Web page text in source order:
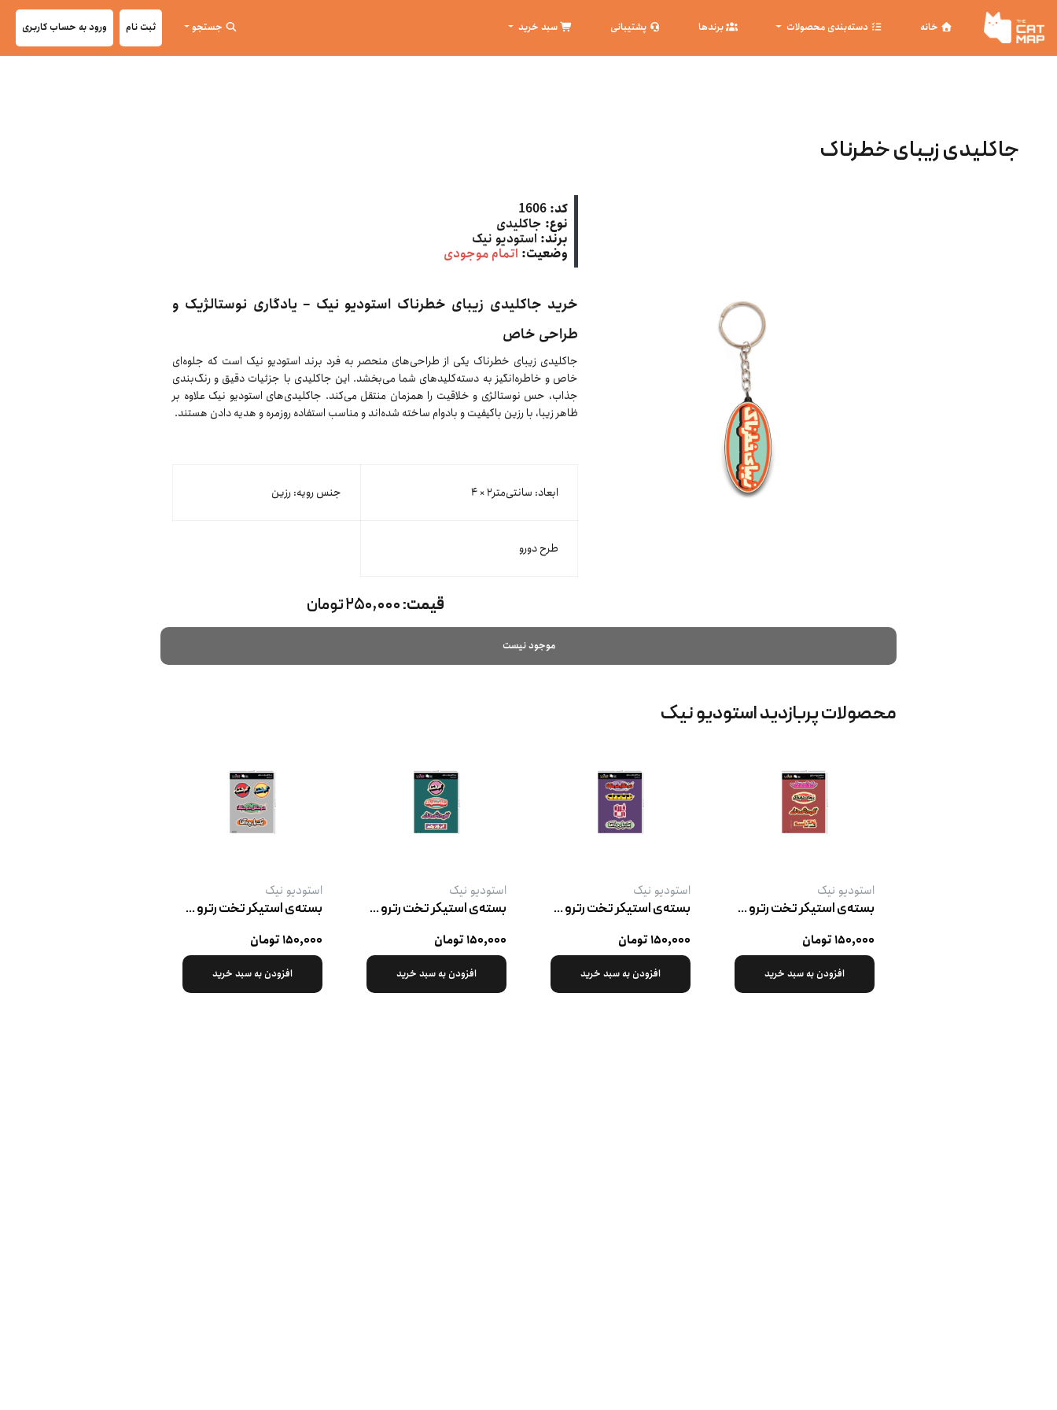
خانه دسته‌بندی محصولات برندها پشتیبانی سبد خرید جستجو ثبت نام ورود به حساب کاربری
جاکلیدی زیبای خطرناک
کد: 1606
نوع: جاکلیدی
برند: استودیو نیک
وضعیت: اتمام موجودی
خرید جاکلیدی زیبای خطرناک استودیو نیک – یادگاری نوستالژیک و
طراحی خاص
جاکلیدی زیبای خطرناک یکی از طراحی‌های منحصر به فرد برند استودیو نیک است که جلوه‌ای
خاص و خاطره‌انگیز به دسته‌کلیدهای شما می‌بخشد. این جاکلیدی با جزئیات دقیق و رنگ‌بندی
جذاب، حس نوستالژی و خلاقیت را همزمان منتقل می‌کند. جاکلیدی‌های استودیو نیک علاوه بر
ظاهر زیبا، با رزین باکیفیت و بادوام ساخته شده‌اند و مناسب استفاده روزمره و هدیه دادن هستند.
ابعاد: سانتی‌متر۲ × ۴ جنس رویه: رزین
طرح دورو
قیمت:۲۵۰,۰۰۰ تومان
موجود نیست
محصولات پربازدید استودیو نیک
استودیو نیک
بسته‌ی استیکر تخت رترو پک ۴
۱۵۰,۰۰۰ تومان
افزودن به سبد خرید
استودیو نیک
بسته‌ی استیکر تخت رترو پک ۲
۱۵۰,۰۰۰ تومان
افزودن به سبد خرید
استودیو نیک
بسته‌ی استیکر تخت رترو پک ۳
۱۵۰,۰۰۰ تومان
افزودن به سبد خرید
استودیو نیک
بسته‌ی استیکر تخت رترو پک ۱
۱۵۰,۰۰۰ تومان
افزودن به سبد خرید